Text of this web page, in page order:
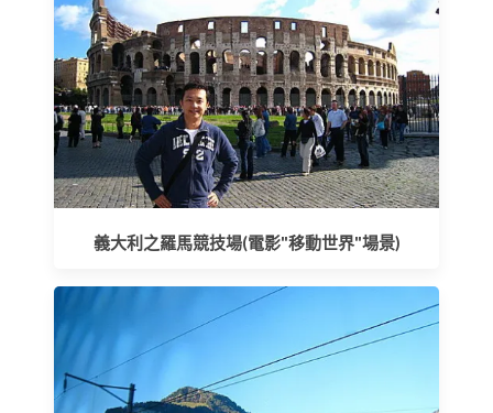
義大利之羅馬競技場(電影"移動世界"場景)